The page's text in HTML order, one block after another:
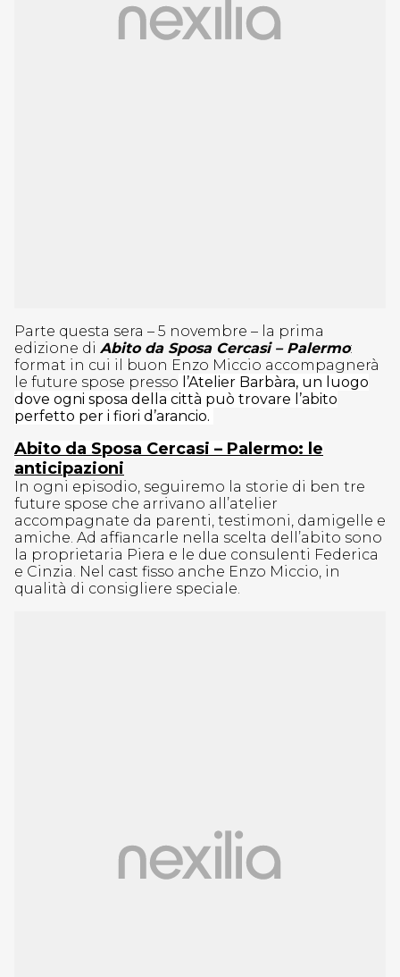
Parte questa sera – 5 novembre – la prima
edizione di Abito da Sposa Cercasi – Palermo:
format in cui il buon Enzo Miccio accompagnerà
le future spose presso l’Atelier Barbàra, un luogo
dove ogni sposa della città può trovare l’abito
perfetto per i fiori d’arancio.
Abito da Sposa Cercasi – Palermo: le
anticipazioni
In ogni episodio, seguiremo la storie di ben tre
future spose che arrivano all’atelier
accompagnate da parenti, testimoni, damigelle e
amiche. Ad affiancarle nella scelta dell’abito sono
la proprietaria Piera e le due consulenti Federica
e Cinzia. Nel cast fisso anche Enzo Miccio, in
qualità di consigliere speciale.